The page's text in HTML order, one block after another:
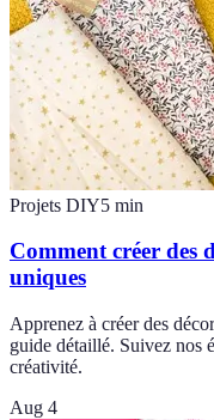
Projets DIY5 min
Comment créer des
uniques
Apprenez à créer des
guide détaillé. Suivez nos
créativité.
Aug 4